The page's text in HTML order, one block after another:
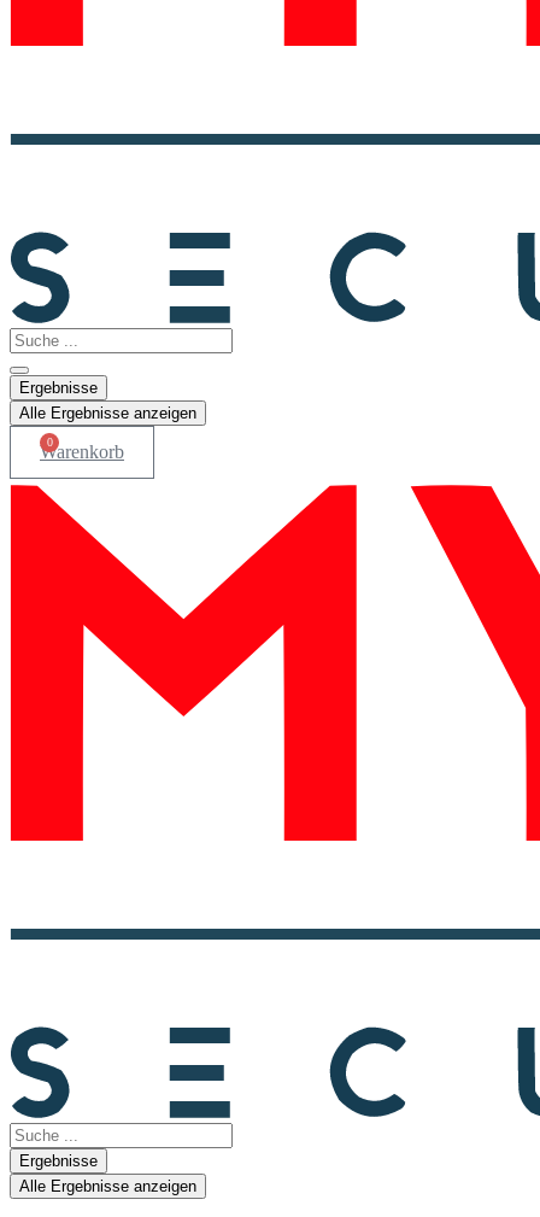
Search
...
Ergebnisse
Alle Ergebnisse anzeigen
0
Warenkorb
Search
...Ergebnisse
Alle Ergebnisse anzeigen